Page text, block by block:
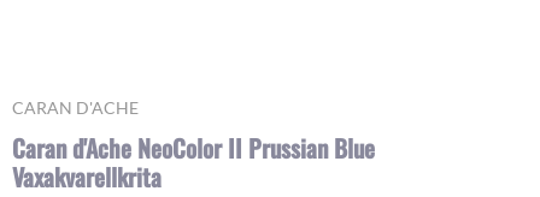
CARAN D'ACHE
Caran d'Ache NeoColor II Prussian Blue
Vaxakvarellkrita
Skip
the
beginning